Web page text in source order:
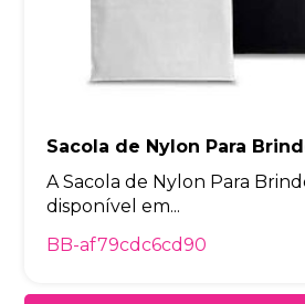
Sacola de Nylon Para
A Sacola de Nylon Para
disponível em...
BB-af79cdc6cd90